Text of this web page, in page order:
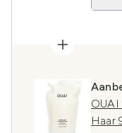
Haar